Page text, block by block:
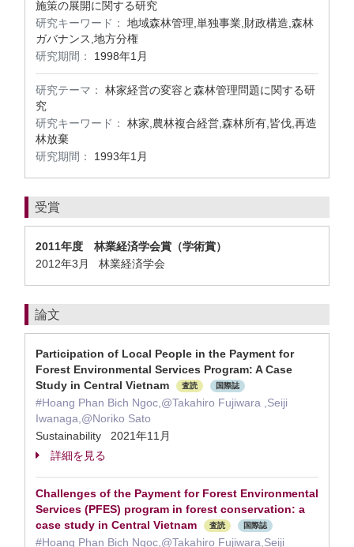
施策の展開に関する研究
研究キーワード：
地域森林管理,単独事業,財政構造,森林
ガバナンス,地方分権
研究期間：
1998年1月
研究テーマ：
林家経営の変容と森林管理問題に関する研
究
研究キーワード：
林家,農林複合経営,森林所有,皆伐,再造
林放棄
研究期間：
1993年1月
受賞
2011年度 林業経済学会賞（学術賞）
2012年3月 林業経済学会
論文
Participation of Local People in the Payment for
Forest Environmental Services Program: A Case
Study in Central Vietnam
査読 国際誌
#Hoang Phan Bich Ngoc,@Takahiro Fujiwara ,Seiji
Iwanaga,@Noriko Sato
Sustainability 2021年11月
詳細を見る
Challenges of the Payment for Forest Environmental
Services (PFES) program in forest conservation: a
case study in Central Vietnam
査読 国際誌
#Hoang Phan Bich Ngoc,@Takahiro Fujiwara,Seiji